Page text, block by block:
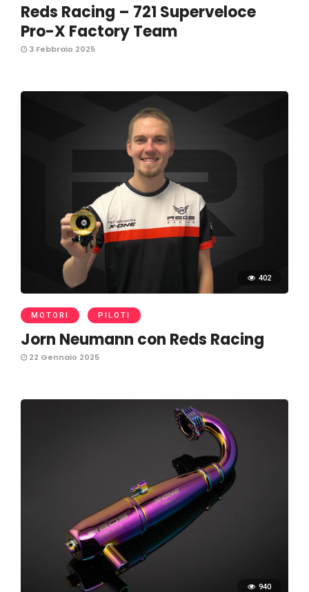
Reds Racing – 721 Superveloce
Pro-X Factory Team
3 Febbraio 2025
402
MOTORI PILOTI
Jorn Neumann con Reds Racing
22 Gennaio 2025
940